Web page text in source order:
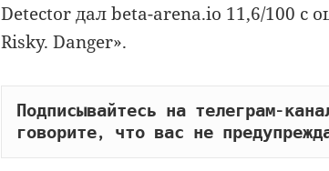
Detector дал beta-arena.io 11,6/100 с
Risky. Danger».
Подписывайтесь на телеграм-
говорите, что вас не